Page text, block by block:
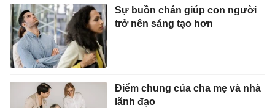
Sự buồn chán giúp con người
trở nên sáng tạo hơn
Điểm chung của cha mẹ và nhà
lãnh đạo